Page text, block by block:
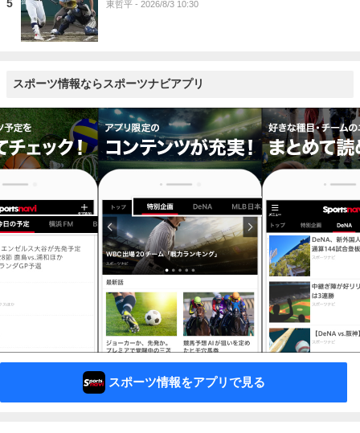
5 東哲平 - 2026/8/3 10:30
スポーツ情報ならスポーツナビアプリ
スポーツ情報をアプリで見る